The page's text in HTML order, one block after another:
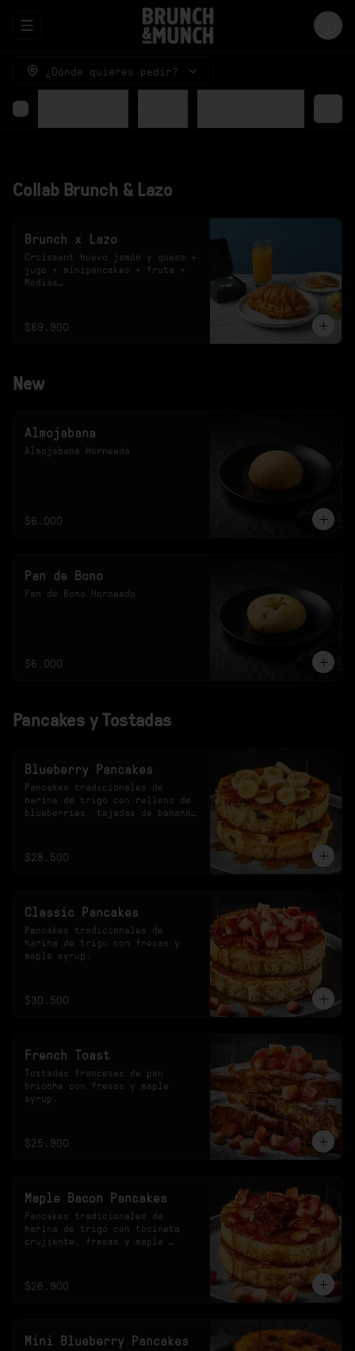
Abrir menu de navegación
¿Dónde quieres pedir?
Rolls by Cinnabon
Collab Brunch & Lazo
Brunch x Lazo
Croissant huevo jamón y queso +
jugo + minipancakes + fruta +
Medias
disponibilidad.
$89.900
New
Almojabana
Almojabana Horneada
$6.000
Pan de Bono
Pan de Bono Horneado
$6.000
Pancakes y Tostadas
Blueberry Pancakes
Pancakes tradicionales de
harina de trigo con relleno de
blueberries, tajadas de banano
$28.500
Classic Pancakes
Pancakes tradicionales de
harina de trigo con fresas y
maple syrup.
$30.500
French Toast
Tostadas francesas de pan
brioche con fresas y maple
syrup.
$25.900
Maple Bacon Pancakes
Pancakes tradicionales de
harina de trigo con tocineta
crujiente, fresas y maple
$26.900
Mini Blueberry Pancakes